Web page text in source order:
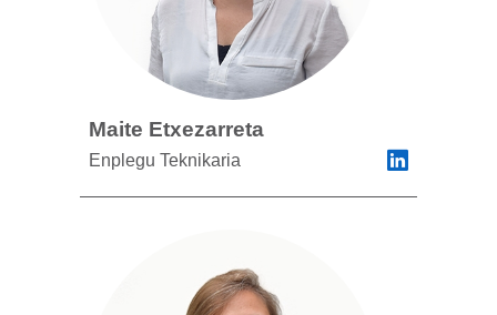
Maite Etxezarreta
Enplegu Teknikaria